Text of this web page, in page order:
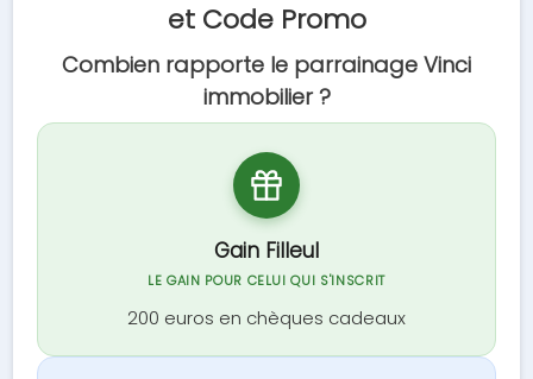
et Code Promo
Combien rapporte le parrainage Vinci
immobilier ?
Gain Filleul
LE GAIN POUR CELUI QUI S'INSCRIT
200 euros en chèques cadeaux